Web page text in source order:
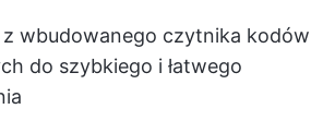
z wbudowanego czytnika kodów
do szybkiego i łatwego